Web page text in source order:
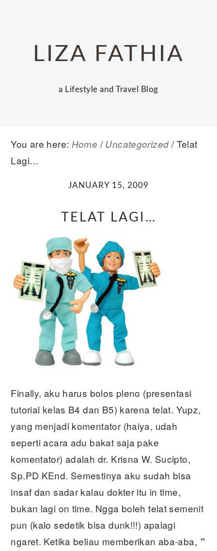
navigationLIZA FATHIA
a Lifestyle and Travel Blog
You are here: Home / Uncategorized /Telat
Lagi…
JANUARY 15, 2009
TELAT LAGI…
Finally, aku harus bolos pleno (presentasi
tutorial kelas B4 dan B5) karena telat. Yupz,
yang menjadi komentator (haiya, udah
seperti acara adu bakat saja pake
komentator) adalah dr. Krisna W. Sucipto,
Sp.PD KEnd. Semestinya aku sudah bisa
insaf dan sadar kalau dokter itu in time,
bukan lagi on time. Ngga boleh telat semenit
pun (kalo sedetik bisa dunk!!!) apalagi
ngaret. Ketika beliau memberikan aba-aba, ”